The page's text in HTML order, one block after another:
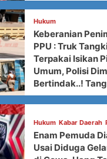
Hukum
Keberanian
PPU : Truk
Terpakai Isikan
Umum, Polisi
Bertindak..!
Hukum Kabar Daerah
Enam Pemuda
Usai Diduga